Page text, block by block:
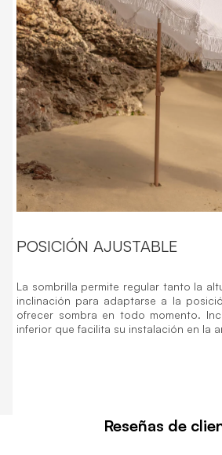
POSICIÓN AJUSTABLE
La sombrilla permite regular tanto la
inclinación para adaptarse a la
ofrecer sombra en todo momento.
inferior que facilita su instalación en la
Reseñas de